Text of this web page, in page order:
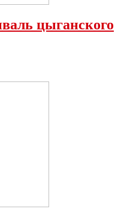
цыганского